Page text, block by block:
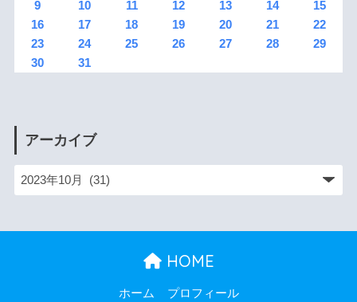
9
10 11 12 13 14
15
16
17 18 19 20 21
22
23
24 25 26 27 28
29
30
31
アーカイブ
HOME
ホーム プロフィール